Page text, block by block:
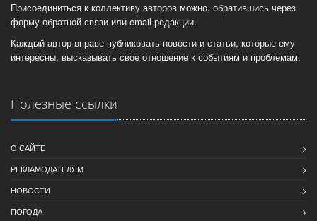
Присоединиться к коллективу авторов можно, обратившись через
форму обратной связи или email редакции.
Каждый автор вправе публиковать новости и статьи, которые ему
интересны, высказывать свое отношение к событиям и проблемам.
Полезные ссылки
О САЙТЕ
РЕКЛАМОДАТЕЛЯМ
НОВОСТИ
ПОГОДА